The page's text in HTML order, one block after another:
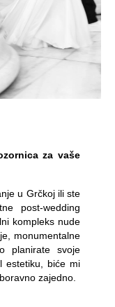
za vaše
u Grčkoj ili ste
post-wedding
kompleks nude
monumentalne
planirate svoje
estetiku, biće mi
zajedno.